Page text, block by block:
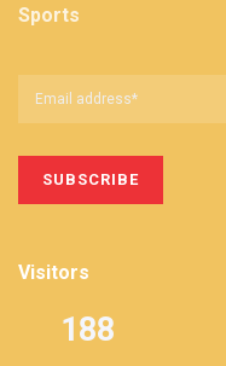
Sports
Visitors
188